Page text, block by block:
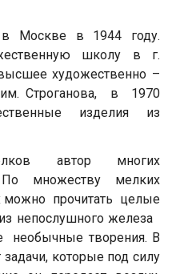
Москве в 1944 году.
школу в г.
художественно –
Строганова, в 1970
изделия из
автор многих
По множеству мелких
можно прочитать целые
непослушного железа
необычные творения. В
которые под силу